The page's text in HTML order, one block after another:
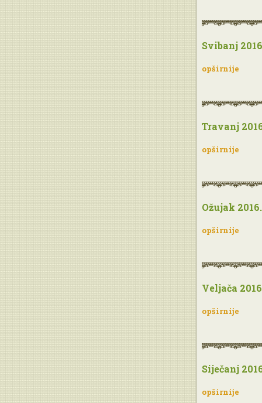
Svibanj
opširnije
Travanj
opširnije
Ožujak 2016.
opširnije
Veljača
opširnije
Siječanj
opširnije